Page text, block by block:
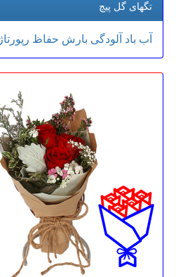
تگهای گل پیچ
آب باد آلودگی بارش حفاظ رپورتاژ